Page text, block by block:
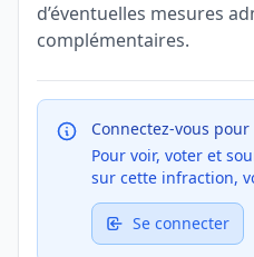
d’éventuelles mesures
complémentaires.
Connectez-vous
Pour voir, voter et
sur cette infraction,
Se connecter